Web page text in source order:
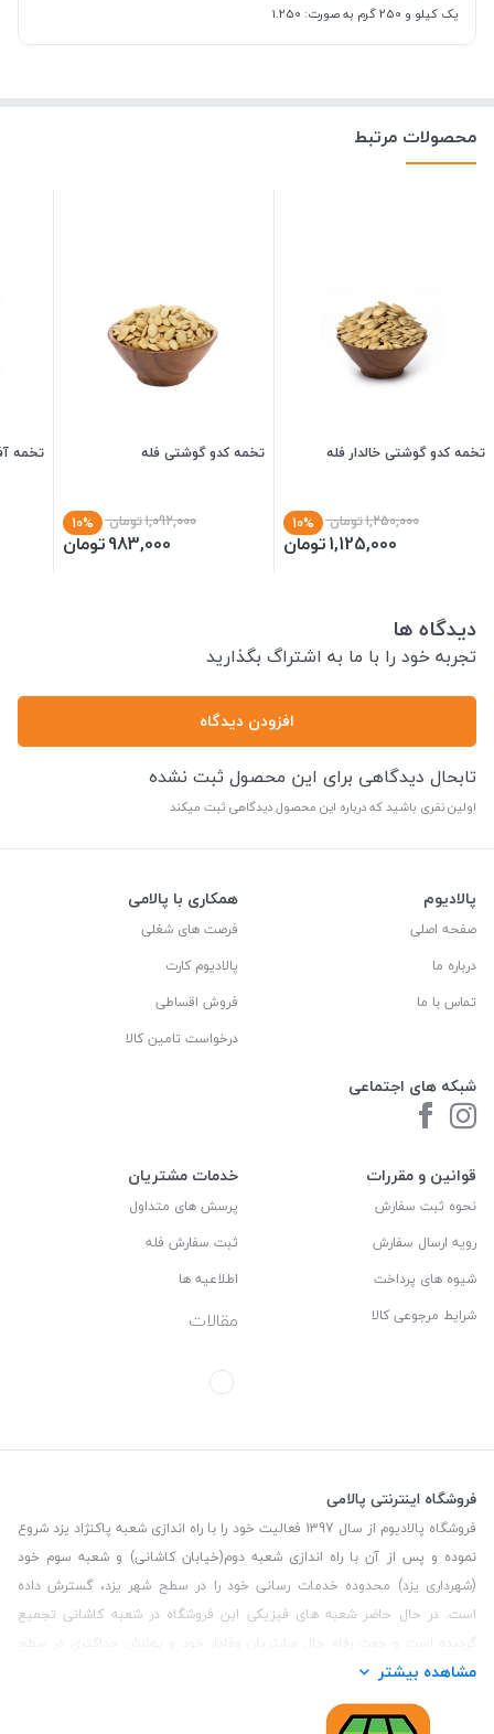
یک کیلو و 250 گرم به صورت: 1.250
محصولات مرتبط
تخمه کدو گوشتی خالدار فله
1,250,000تومان 10%
1,125,000تومان
تخمه کدو گوشتی فله
1,092,000تومان 10%
983,000تومان
تخمه
دیدگاه ها
تجربه خود را با ما به اشتراگ بگذارید
افزودن دیدگاه
تابحال دیدگاهی برای این محصول ثبت نشده
اولین نفری باشید که درباره این محصول دیدگاهی ثبت میکند
پالادیوم
صفحه اصلی
درباره ما
تماس با ما
شبکه های اجتماعی
همکاری با پالامی
فرصت های شغلی
پالادیوم کارت
فروش اقساطی
درخواست تامین کالا
قوانین و مقررات
نحوه ثبت سفارش
رویه ارسال سفارش
شیوه های پرداخت
شرایط مرجوعی کالا
خدمات مشتریان
پرسش های متداول
ثبت سفارش فله
اطلاعیه ها
مقالات
فروشگاه اینترنتی پالامی
فروشگاه پالادیوم از سال 1397 فعالیت خود را با راه اندازی شعبه پاکنژاد یزد شروع
نموده و پس از آن با راه اندازی شعبه دوم(خیابان کاشانی) و شعبه سوم خود
(شهرداری یزد) محدوده خدمات رسانی خود را در سطح شهر یزد، گسترش داده
است. در حال حاضر شعبه های فیزیکی این فروشگاه در شعبه کاشانی تجمیع
گردیده است و جهت رفاه حال مشتریان وفادار خود و پوشش حداکثری در سطح
استان یزد و همچنین مشتریان سطح کشور، فروشگاه اینترنتی پالامی را راه اندازی
نموده است. هدف فروشگاه اینترنتی پالامی فراهم نمودن یک خرید اینترنتی
مطمئن، با کالاهای متنوع، باکیفیت و دارای قیمت مناسب می باشد که مشتری
مشاهده بیشتر